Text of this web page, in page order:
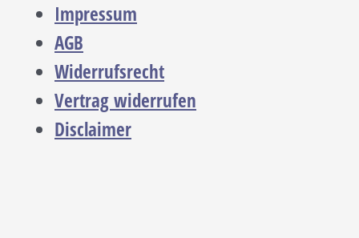
Impressum
AGB
Widerrufsrecht
Vertrag widerrufen
Disclaimer